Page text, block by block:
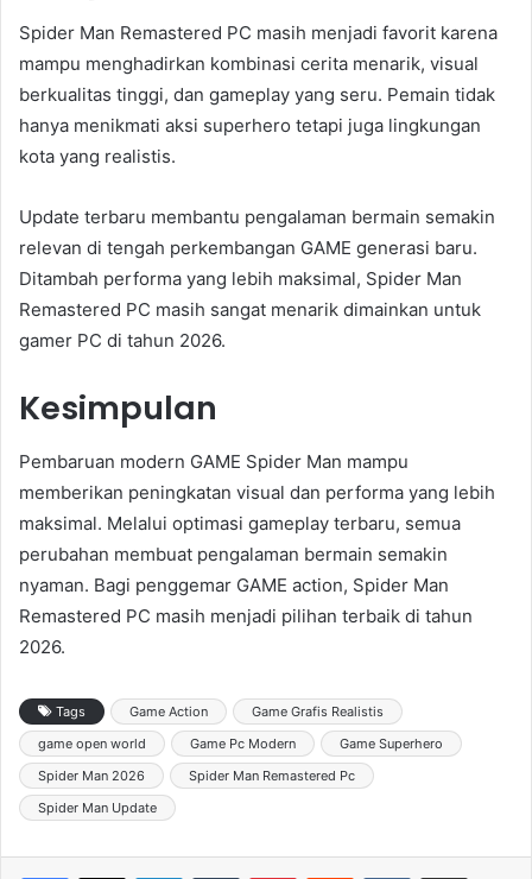
Spider Man Remastered PC masih menjadi favorit karena
mampu menghadirkan kombinasi cerita menarik, visual
berkualitas tinggi, dan gameplay yang seru. Pemain tidak
hanya menikmati aksi superhero tetapi juga lingkungan
kota yang realistis.
Update terbaru membantu pengalaman bermain semakin
relevan di tengah perkembangan GAME generasi baru.
Ditambah performa yang lebih maksimal, Spider Man
Remastered PC masih sangat menarik dimainkan untuk
gamer PC di tahun 2026.
Kesimpulan
Pembaruan modern GAME Spider Man mampu
memberikan peningkatan visual dan performa yang lebih
maksimal. Melalui optimasi gameplay terbaru, semua
perubahan membuat pengalaman bermain semakin
nyaman. Bagi penggemar GAME action, Spider Man
Remastered PC masih menjadi pilihan terbaik di tahun
2026.
Tags Game Action
Game Grafis Realistis
game open world
Game Pc Modern
Game Superhero
Spider Man 2026
Spider Man Remastered Pc
Spider Man Update